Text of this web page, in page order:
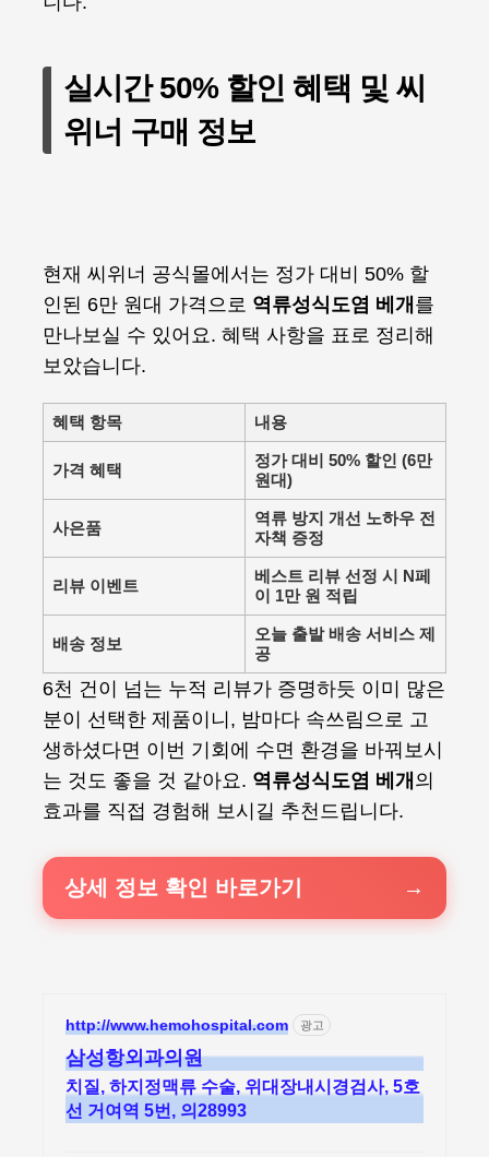
실시간 50% 할인 혜택 및 씨
위너 구매 정보
현재 씨위너 공식몰에서는 정가 대비 50% 할
인된 6만 원대 가격으로 역류성식도염 베개 를
만나보실 수 있어요. 혜택 사항을 표로 정리해
보았습니다.
혜택 항목 내용
가격 혜택
정가 대비 50% 할인 (6만
원대)
사은품
역류 방지 개선 노하우 전
자책 증정
리뷰 이벤트
베스트 리뷰 선정 시 N페
이 1만 원 적립
배송 정보
오늘 출발 배송 서비스 제
공
6천 건이 넘는 누적 리뷰가 증명하듯 이미 많은
분이 선택한 제품이니, 밤마다 속쓰림으로 고
생하셨다면 이번 기회에 수면 환경을 바꿔보시
는 것도 좋을 것 같아요. 역류성식도염 베개 의
효과를 직접 경험해 보시길 추천드립니다.
상세 정보 확인 바로가기
http://www.hemohospital.com 광고
삼성항외과의원
치질, 하지정맥류 수술, 위대장내시경검사, 5호
선 거여역 5번, 의28993